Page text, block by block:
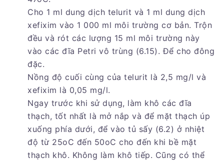
Cho 1 ml dung dịch telurit và 1 ml dung dịch
xefixim vào 1 000 ml môi trường cơ bản. Trộn
đều và rót các lượng 15 ml môi trường này
vào các đĩa Petri vô trùng (6.15). Để cho đông
đặc.
Nồng độ cuối cùng của telurit là 2,5 mg/l và
xefixim là 0,05 mg/l.
Ngay trước khi sử dụng, làm khô các đĩa
thạch, tốt nhất là mở nắp và để mặt thạch úp
xuống phía dưới, để vào tủ sấy (6.2) ở nhiệt
độ từ 25oC đến 50oC cho đến khi bề mặt
thạch khô. Không làm khô tiếp. Cũng có thể